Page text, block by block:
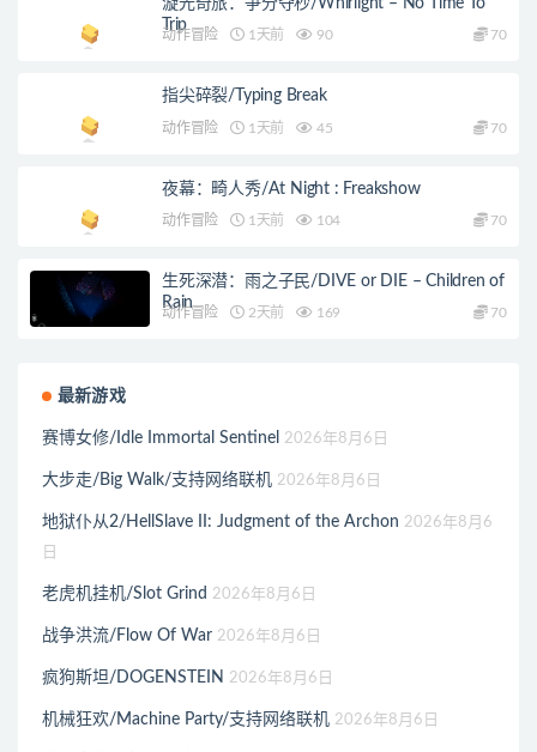
漩光奇旅：争分夺秒/Whirlight – No Time To
Trip
动作冒险 1天前 90 70
指尖碎裂/Typing Break
动作冒险 1天前 45 70
夜幕：畸人秀/At Night : Freakshow
动作冒险 1天前 104 70
生死深潜：雨之子民/DIVE or DIE – Children of
Rain
动作冒险 2天前 169 70
最新游戏
赛博女修/Idle Immortal Sentinel 2026年8月6日
大步走/Big Walk/支持网络联机 2026年8月6日
地狱仆从2/HellSlave II: Judgment of the Archon 2026年8月6
日
老虎机挂机/Slot Grind 2026年8月6日
战争洪流/Flow Of War 2026年8月6日
疯狗斯坦/DOGENSTEIN 2026年8月6日
机械狂欢/Machine Party/支持网络联机 2026年8月6日